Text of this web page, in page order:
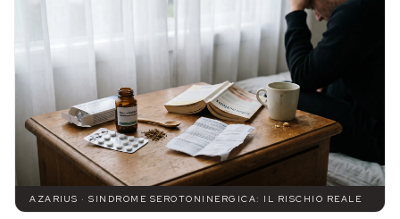
AZARIUS · SINDROME SEROTONINERGICA: IL RISCHIO REALE